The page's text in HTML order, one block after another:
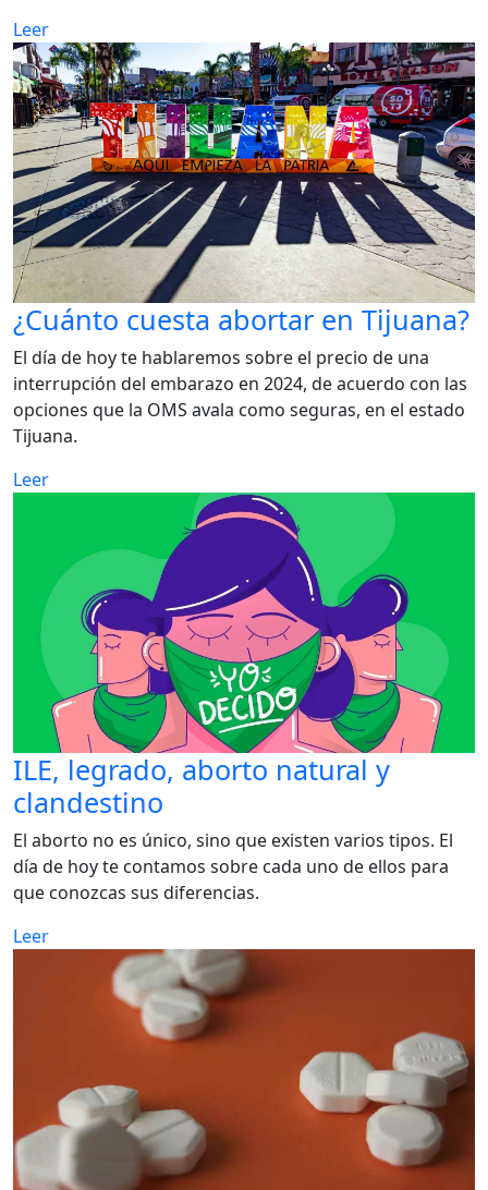
Leer
¿Cuánto cuesta abortar en Tijuana?
El día de hoy te hablaremos sobre el precio de una
interrupción del embarazo en 2024, de acuerdo con las
opciones que la OMS avala como seguras, en el estado
Tijuana.
Leer
ILE, legrado, aborto natural y
clandestino
El aborto no es único, sino que existen varios tipos. El
día de hoy te contamos sobre cada uno de ellos para
que conozcas sus diferencias.
Leer